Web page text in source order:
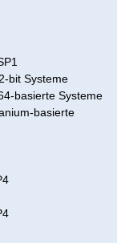
bit Systeme
basierte Systeme
basierte